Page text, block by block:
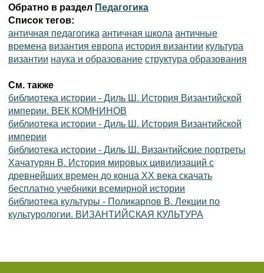
Обратно в раздел Педагогика
Список тегов:
античная педагогика античная школа античные
времена византия европа история византии культура
византии наука и образование структура образования
См. также
библиотека истории - Диль Ш. История Византийской
империи. ВЕК КОМНИНОВ
библиотека истории - Диль Ш. История Византийской
империи
библиотека истории - Диль Ш. Византийские портреты
Хачатурян В. История мировых цивилизаций с
древнейших времен до конца XX века скачать
бесплатно учебники всемирной истории
библиотека культуры - Поликарпов В. Лекции по
культурологии. ВИЗАНТИЙСКАЯ КУЛЬТУРА